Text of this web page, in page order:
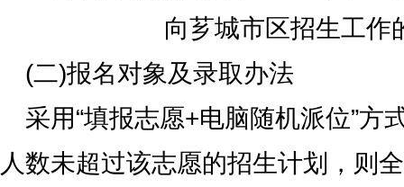
(二)报名对象及录取办法
采用“填报志愿+电脑随机派位”方
人数未超过该志愿的招生计划，则